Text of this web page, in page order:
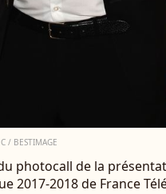
/ BESTIMAGE
photocall de la
2017-2018 de France